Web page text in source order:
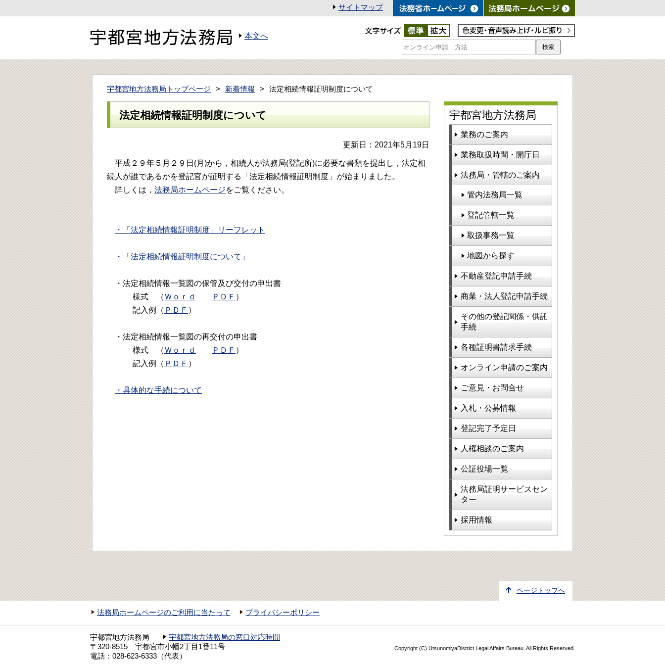
サイトマップ
本文へ
検索
宇都宮地方法務局トップページ 新着情報 法定相続情報証明制度について
法定相続情報証明制度について
更新日：2021年5月19日
平成２９年５月２９日(月)から，相続人が法務局(登記所)に必要な書類を提出し，法定相
続人が誰であるかを登記官が証明する「法定相続情報証明制度」が始まりました。
詳しくは， 法務局ホームページをご覧ください。
・「法定相続情報証明制度」リーフレット
・「法定相続情報証明制度について」
・法定相続情報一覧図の保管及び交付の申出書
様式 （Ｗｏｒｄ ＰＤＦ ）
記入例（ ＰＤＦ ）
・法定相続情報一覧図の再交付の申出書
様式 （Ｗｏｒｄ ＰＤＦ ）
記入例（ ＰＤＦ ）
・具体的な手続について
宇都宮地方法務局
業務のご案内
業務取扱時間・開庁日
法務局・管轄のご案内
管内法務局一覧
登記管轄一覧
取扱事務一覧
地図から探す
不動産登記申請手続
商業・法人登記申請手続
その他の登記関係・供託
手続
各種証明書請求手続
オンライン申請のご案内
ご意見・お問合せ
入札・公募情報
登記完了予定日
人権相談のご案内
公証役場一覧
法務局証明サービスセン
ター
採用情報
ページトップへ
法務局ホームページのご利用に当たって プライバシーポリシー
宇都宮地方法務局
宇都宮地方法務局の窓口対応時間
〒320-8515 宇都宮市小幡2丁目1番11号
電話：028-623-6333（代表）
Copyright (C) UtsunomiyaDistrict Legal Affairs Bureau. All Rights Reserved.